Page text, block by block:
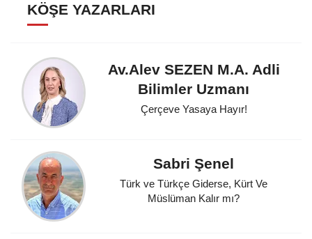
KÖŞE YAZARLARI
Av.Alev SEZEN M.A. Adli
Bilimler Uzmanı
Çerçeve Yasaya Hayır!
Sabri Şenel
Türk ve Türkçe Giderse, Kürt Ve
Müslüman Kalır mı?